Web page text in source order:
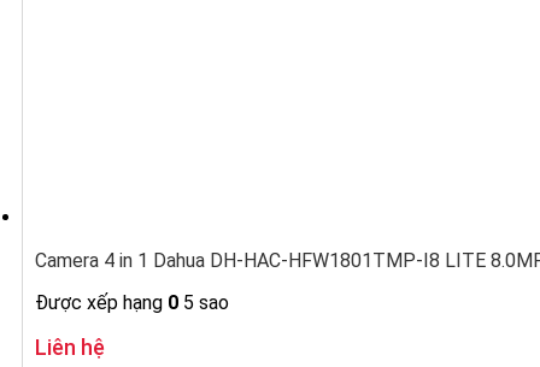
Camera 4 in 1 Dahua DH-HAC-HFW1801TMP-I8 LITE
Được xếp hạng 0 5 sao
Liên hệ